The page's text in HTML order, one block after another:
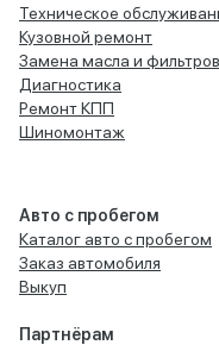
Техническое
Кузовной ремонт
Замена масла и фильтров
Диагностика
Ремонт КПП
Шиномонтаж
Авто с пробегом
Каталог авто с пробегом
Заказ автомобиля
Выкуп
Партнёрам